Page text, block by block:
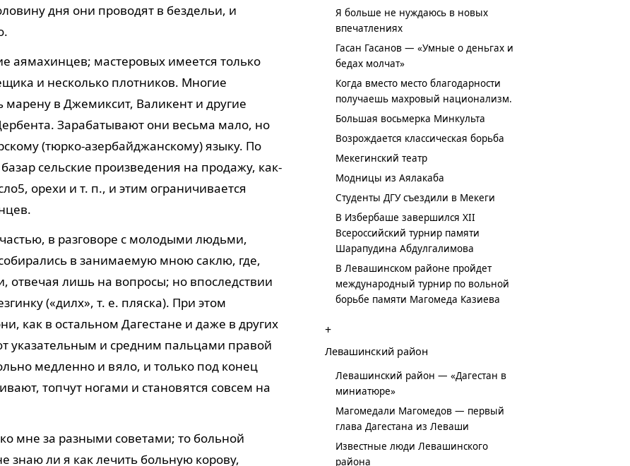
дня они проводят в бездельи, и
аямахинцев; мастеровых имеется только
и несколько плотников. Многие
в Джемиксит, Валикент и другие
Зарабатывают они весьма мало, но
(тюрко-азербайджанскому) языку. По
сельские произведения на продажу, как-
5, орехи и т. п., и этим ограничивается
в разговоре с молодыми людьми,
в занимаемую мною саклю, где,
отвечая лишь на вопросы; но впоследствии
(«дилх», т. е. пляска). При этом
как в остальном Дагестане и даже в других
указательным и средним пальцами правой
медленно и вяло, и только под конец
топчут ногами и становятся совсем на
мне за разными советами; то больной
знаю ли я как лечить больную корову,
Я больше не нуждаюсь в новых
впечатлениях
Гасан Гасанов — «Умные о деньгах и
бедах молчат»
Когда вместо место благодарности
получаешь махровый национализм.
Большая восьмерка Минкульта
Возрождается классическая борьба
Мекегинский театр
Модницы из Аялакаба
Студенты ДГУ съездили в Мекеги
В Избербаше завершился XII
Всероссийский турнир памяти
Шарапудина Абдулгалимова
В Левашинском районе пройдет
международный турнир по вольной
борьбе памяти Магомеда Казиева
+
Левашинский район
Левашинский район — «Дагестан в
миниатюре»
Магомедали Магомедов — первый
глава Дагестана из Леваши
Известные люди Левашинского
района